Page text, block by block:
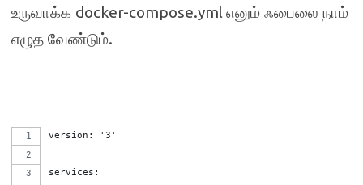
உருவாக்க docker-compose.ymlஎனும் ஃபைலை நாம்
எழுத வேண்டும்.
version: '3'
services: